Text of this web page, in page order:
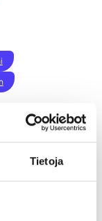
Tietoja